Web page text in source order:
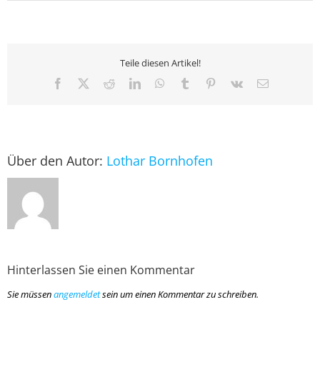
Teile diesen Artikel!
Facebook RedditLinkedInWhatsApp
Tumblr Pinterest
Vk
E-
Über den Autor: Lothar Bornhofen
Hinterlassen Sie einen Kommentar
Sie müssenangemeldetsein um einen Kommentar zu schreiben.